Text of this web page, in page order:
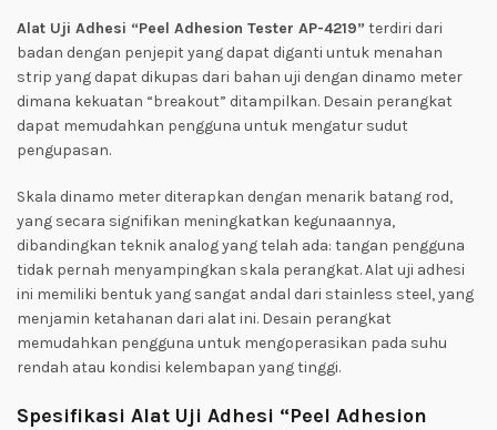
Alat Uji Adhesi “Peel Adhesion Tester AP-4219” terdiri dari
badan dengan penjepit yang dapat diganti untuk menahan
strip yang dapat dikupas dari bahan uji dengan dinamo meter
dimana kekuatan “breakout” ditampilkan. Desain perangkat
dapat memudahkan pengguna untuk mengatur sudut
pengupasan.
Skala dinamo meter diterapkan dengan menarik batang rod,
yang secara signifikan meningkatkan kegunaannya,
dibandingkan teknik analog yang telah ada: tangan pengguna
tidak pernah menyampingkan skala perangkat. Alat uji adhesi
ini memiliki bentuk yang sangat andal dari stainless steel, yang
menjamin ketahanan dari alat ini. Desain perangkat
memudahkan pengguna untuk mengoperasikan pada suhu
rendah atau kondisi kelembapan yang tinggi.
Spesifikasi Alat Uji Adhesi “Peel Adhesion